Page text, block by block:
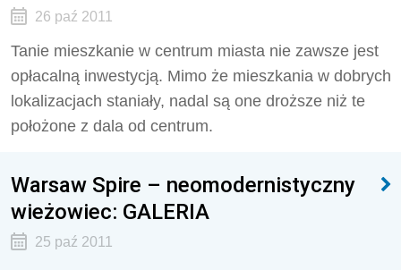
26 paź 2011
Tanie mieszkanie w centrum miasta nie zawsze jest
opłacalną inwestycją. Mimo że mieszkania w dobrych
lokalizacjach staniały, nadal są one droższe niż te
położone z dala od centrum.
Warsaw Spire – neomodernistyczny
wieżowiec: GALERIA
25 paź 2011